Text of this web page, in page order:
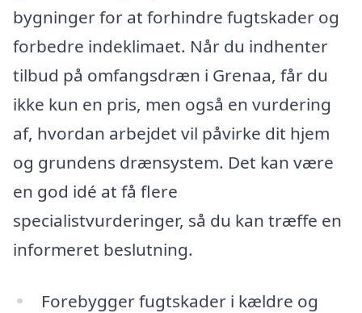
bygninger for at forhindre fugtskader og
forbedre indeklimaet. Når du indhenter
tilbud på omfangsdræn i Grenaa, får du
ikke kun en pris, men også en vurdering
af, hvordan arbejdet vil påvirke dit hjem
og grundens drænsystem. Det kan være
en god idé at få flere
specialistvurderinger, så du kan træffe en
informeret beslutning.
Forebygger fugtskader i kældre og